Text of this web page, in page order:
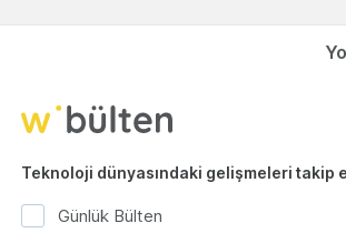
Teknoloji dünyasındaki gelişmeleri takip
Günlük Bülten